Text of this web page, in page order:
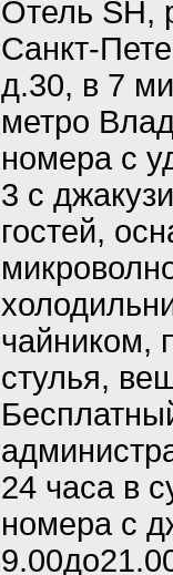
Отель SH,
Санкт-
д.30, в 7
метро
номера с
3 с
гостей,
чайником,
стулья,
24 часа в
номера с